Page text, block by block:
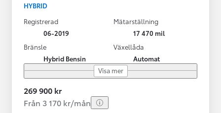
HYBRID
Registrerad
06-2019
Mätarställning
17 470 mil
Bränsle
Hybrid Bensin
Växellåda
Automat
Visa mer
269 900 kr
Från 3 170 kr/mån